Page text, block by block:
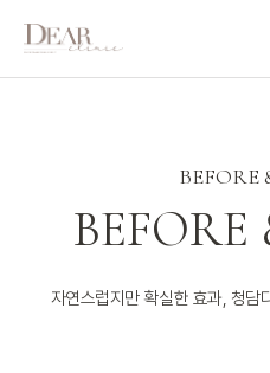
main
BEFORE
자연스럽지만 확실한 효과, 청담